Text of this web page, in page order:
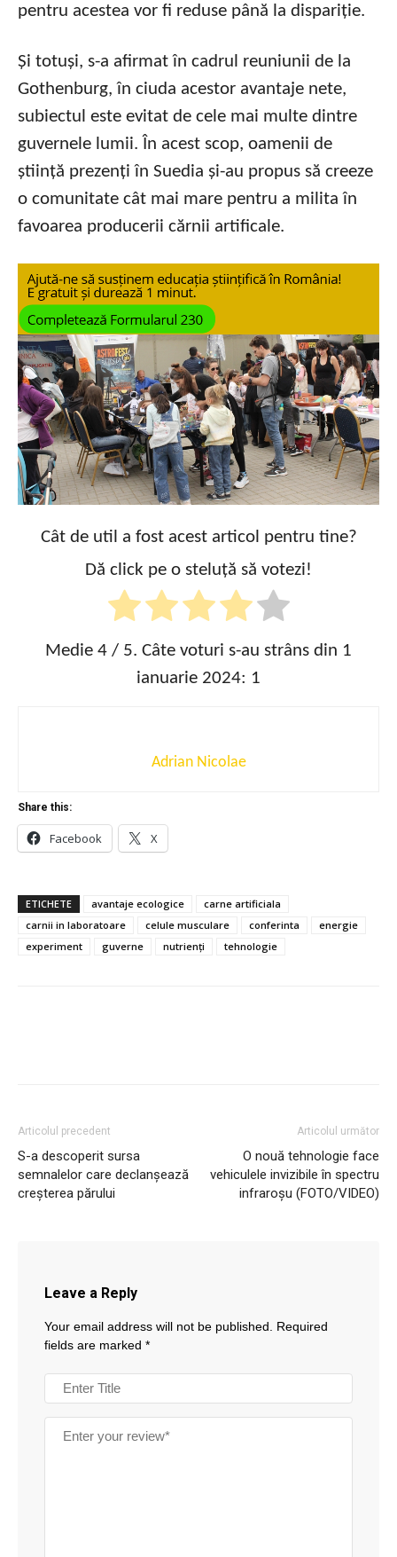
pentru acestea vor fi reduse până la dispariție.
Și totuși, s-a afirmat în cadrul reuniunii de la
Gothenburg, în ciuda acestor avantaje nete,
subiectul este evitat de cele mai multe dintre
guvernele lumii. În acest scop, oamenii de
știință prezenți în Suedia și-au propus să creeze
o comunitate cât mai mare pentru a milita în
favoarea producerii cărnii artificale.
Cât de util a fost acest articol pentru tine?
Dă click pe o steluță să votezi!
Medie 4 / 5. Câte voturi s-au strâns din 1
ianuarie 2024: 1
Adrian Nicolae
Share this:
Facebook X
ETICHETE avantaje ecologice
carne artificiala
carnii in laboratoare
celule musculare conferinta
energie
experiment
guverne nutrienți tehnologie
Articolul precedent
S-a descoperit sursa
semnalelor care declanșează
creșterea părului
Articolul următor
O nouă tehnologie face
vehiculele invizibile în spectru
infraroșu (FOTO/VIDEO)
Leave a Reply
Your email address will not be published.
Required
fields are marked *